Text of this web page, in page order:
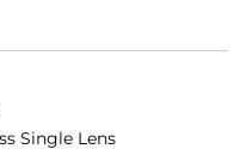
Single Lens